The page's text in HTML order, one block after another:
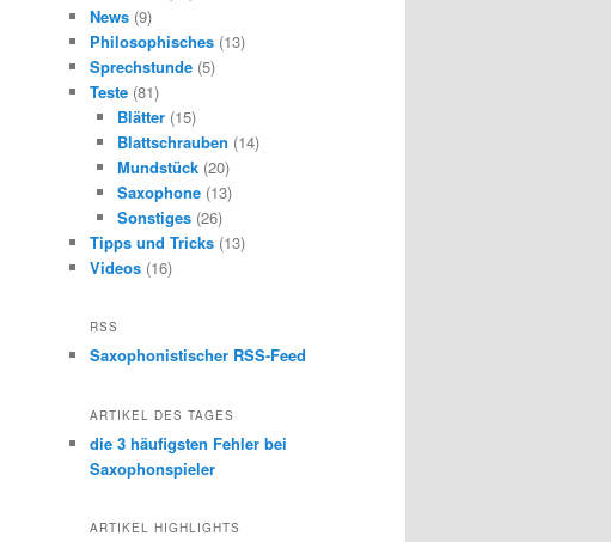
News (9)
Philosophisches (13)
Sprechstunde (5)
Teste (81)
Blätter(15)
Blattschrauben (14)
Mundstück(20)
Saxophone(13)
Sonstiges(26)
Tipps und Tricks (13)
Videos (16)
RSS
Saxophonistischer RSS-Feed
ARTIKEL DES TAGES
die 3 häufigsten Fehler bei
Saxophonspieler
ARTIKEL HIGHLIGHTS